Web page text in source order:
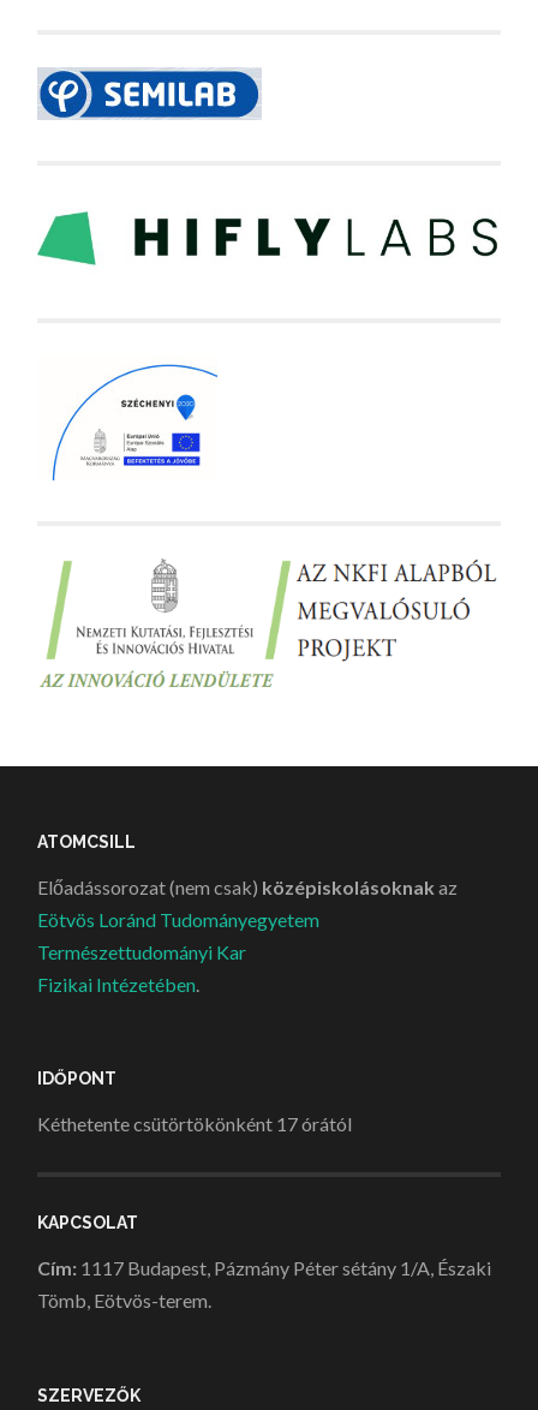
ATOMCSILL
Előadássorozat (nem csak) középiskolásoknak az
Eötvös Loránd Tudományegyetem
Természettudományi Kar
Fizikai Intézetében
IDŐPONT
Kéthetente csütörtökönként 17 órától
KAPCSOLAT
Cím: 1117 Budapest, Pázmány Péter sétány 1/A, Északi
Tömb, Eötvös-terem.
SZERVEZŐK